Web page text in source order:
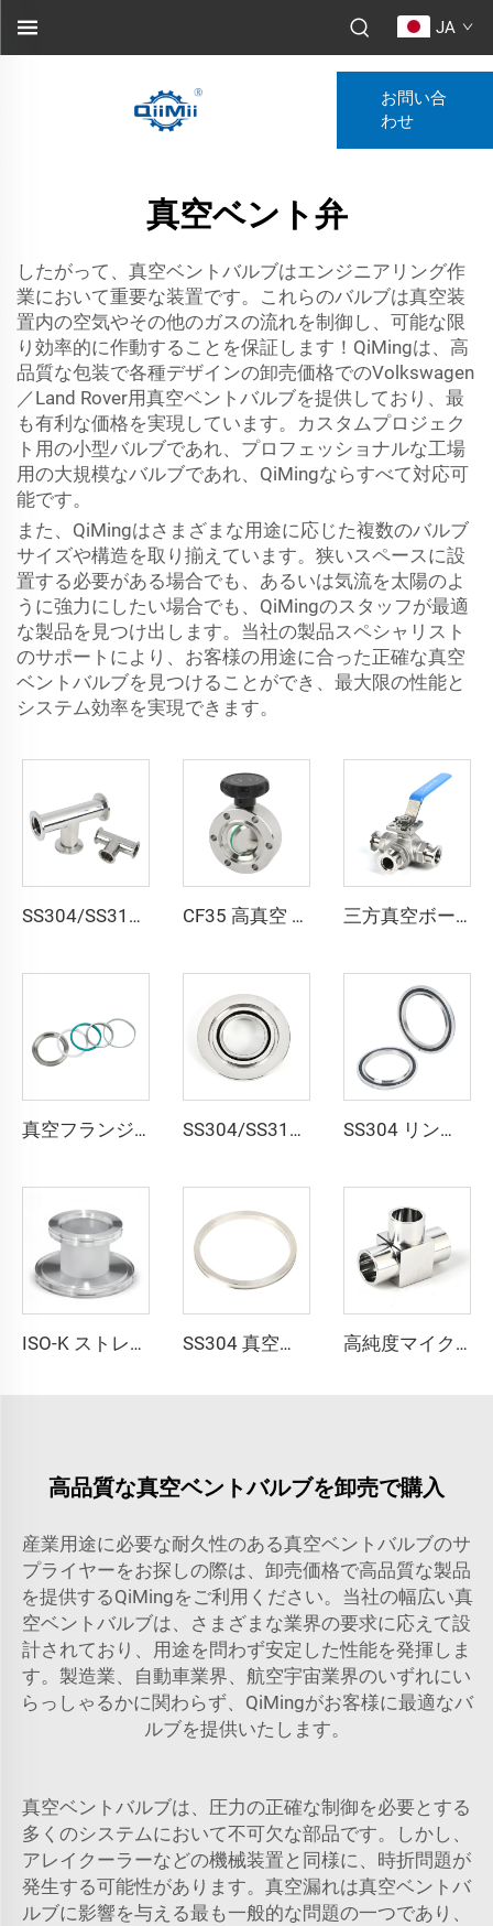
JA
お問い合
わせ
真空ベント弁
したがって、真空ベントバルブはエンジニアリング作
業において重要な装置です。これらのバルブは真空装
置内の空気やその他のガスの流れを制御し、可能な限
り効率的に作動することを保証します！QiMingは、高
品質な包装で各種デザインの卸売価格でのVolkswagen
／Land Rover用真空ベントバルブを提供しており、最
も有利な価格を実現しています。カスタムプロジェク
ト用の小型バルブであれ、プロフェッショナルな工場
用の大規模なバルブであれ、QiMingならすべて対応可
能です。
また、QiMingはさまざまな用途に応じた複数のバルブ
サイズや構造を取り揃えています。狭いスペースに設
置する必要がある場合でも、あるいは気流を太陽のよ
うに強力にしたい場合でも、QiMingのスタッフが最適
な製品を見つけ出します。当社の製品スペシャリスト
のサポートにより、お客様の用途に合った正確な真空
ベントバルブを見つけることができ、最大限の性能と
システム効率を実現できます。
SS304/SS316L 真空継手 NW/KF ステンレス鋼 3方向 NW16-NW50 ステンレス等分 Tee KF16/KF25/KF40 フランジ 半導体用 CF35 高真空 SS316L SS304 ステンレス鋼製バタフライバルブ 手動操作スイベルバルブプレート FKMシール付き 高品質真空バタフライバルブ 三方真空ボールバルブ ソケット溶接式 SS304/SS316L ステンレス鋼製フランジ ISO63-ISO100 高平台 高品質 3ウェイボールバルブ NW63/NW80/NW100
真空フランジ観察ポート KF/NW SS304/SS316L ステンレス鋼ユニオンサイトグラス KF16-KF50 NW16-NW50 継手 SS304/SS316L 観察窓付きサイトグラスクイックフランジ NW/KF ステンレス鋼溶接真空継手 KF16/KF25/KF40/KF50 SS304 リング NW16/NW25/NW40/NW50 Oリング（FKM EPDM NBR）ステンレス鋼真空継手 センターリング（リング付きおよびOリング付き）
ISO-K ストレートレデューサー ISO80xISO63-ISO160xISO100 SS304/SS316L 高品質ステンレス鋼真空継手フランジ 半導体用 SS304 真空継手 KF トラップ式センタリングリング NW25/NW40 ステンレス鋼 KF16/KF25/KF40 トラップ式センタリングリング 高純度マイクロフィットチューブブチウェルディングティー継手 ステンレス鋼超高純度ティー溶接継手 SS316L T字型マイクロ溶接継手
高品質な真空ベントバルブを卸売で購入
産業用途に必要な耐久性のある真空ベントバルブのサ
プライヤーをお探しの際は、卸売価格で高品質な製品
を提供するQiMingをご利用ください。当社の幅広い真
空ベントバルブは、さまざまな業界の要求に応えて設
計されており、用途を問わず安定した性能を発揮しま
す。製造業、自動車業界、航空宇宙業界のいずれにい
らっしゃるかに関わらず、QiMingがお客様に最適なバ
ルブを提供いたします。
真空ベントバルブは、圧力の正確な制御を必要とする
多くのシステムにおいて不可欠な部品です。しかし、
アレイクーラーなどの機械装置と同様に、時折問題が
発生する可能性があります。真空漏れは真空ベントバ
ルブに影響を与える最も一般的な問題の一つであり、